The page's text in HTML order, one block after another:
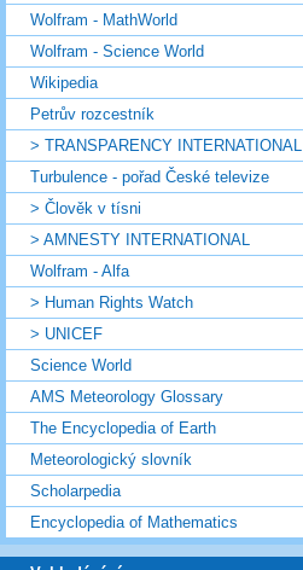
Wolfram - MathWorld
Wolfram - Science World
Wikipedia
Petrův rozcestník
> TRANSPARENCY INTERNATIONAL
Turbulence - pořad České televize
> Člověk v tísni
> AMNESTY INTERNATIONAL
Wolfram - Alfa
> Human Rights Watch
> UNICEF
Science World
AMS Meteorology Glossary
The Encyclopedia of Earth
Meteorologický slovník
Scholarpedia
Encyclopedia of Mathematics